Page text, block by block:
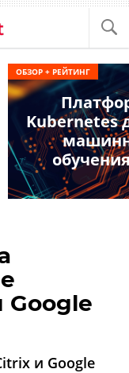
Google
и Google
Kubernetes
ОБЗОР + РЕЙТИНГ